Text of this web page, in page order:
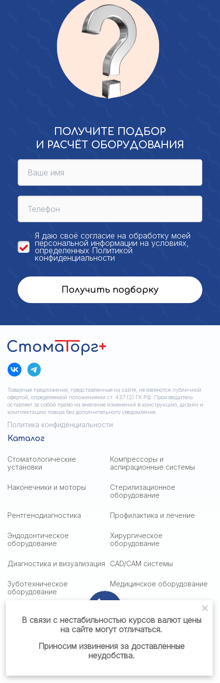
ПОЛУЧИТЕ ПОДБОР
И РАСЧЁТ ОБОРУДОВАНИЯ
Я даю своё согласие на обработку моей
персональной информации на условиях,
определенных Политикой
конфиденциальности
Получить подборку
Товарные предложения, представленные на сайте, не являются публичной
офертой, определяемой положениями ст. 437 (2) ГК РФ. Производитель
оставляет за собой право на внесение изменений в конструкцию, дизайн и
комплектацию товара без дополнительного уведомления.
Политика конфиденциальности
Каталог
Стоматологические
установки
Компрессоры и
аспирационные системы
Наконечники и моторы
Стерилизационное
оборудование
Рентгенодиагностика Профилактика и лечение
Эндодонтическое
оборудование
Хирургическое
оборудование
Диагностика и визуализация CAD/CAM системы
Зуботехническое
оборудование
Медицинское оборудование
Стоматологическая мебель
Стоматологические
В связи с нестабильностью курсов валют цены
на сайте могут отличаться.
Приносим извинения за доставленные
неудобства.